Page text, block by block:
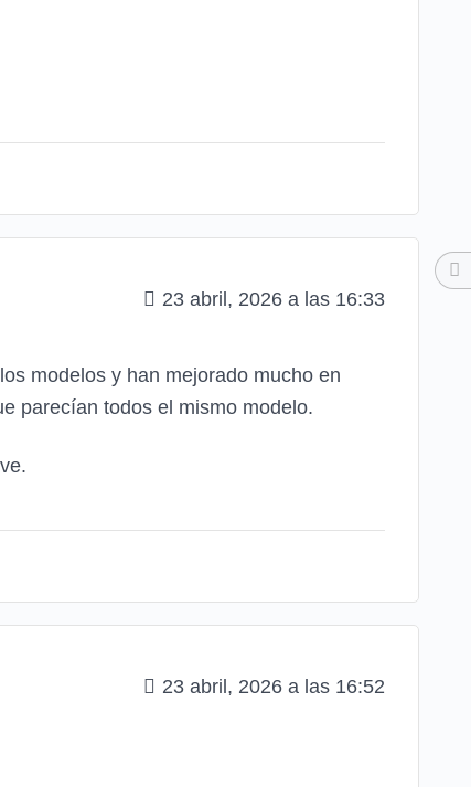
23 abril, 2026 a las 16:33
modelos y han mejorado mucho en
parecían todos el mismo modelo.
23 abril, 2026 a las 16:52